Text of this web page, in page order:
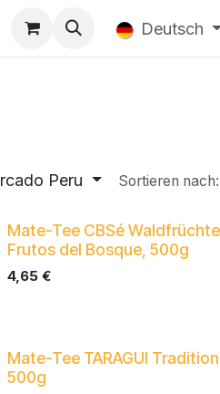
Deutsch
Peru Sortieren nach:
Mate-Tee CBSé
Frutos del Bosque, 500g
4,65€
Mate-Tee TARAGUI
500g